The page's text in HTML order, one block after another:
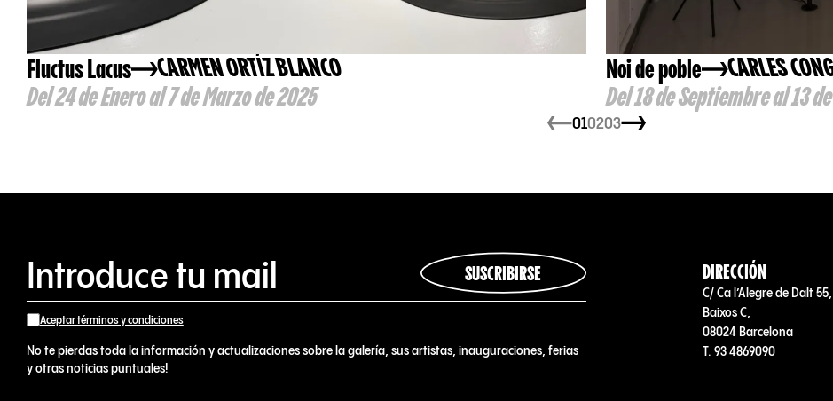
Fluctus Lacus
CARMEN ORTÍZ BLANCO
Del 24 de Enero al 7 de Marzo de 2025
Noi de poble
CARLES
Del 18 de Septiembre al 13
010203
Aceptar términos y condiciones
No te pierdas toda la información y actualizaciones sobre la galería, sus artistas, inauguraciones, ferias
y otras noticias puntuales!
SUSCRIBIRSE DIRECCIÓN
C/ Ca l’Alegre de Dalt 55,
Baixos C,
08024 Barcelona
T. 93 4869090